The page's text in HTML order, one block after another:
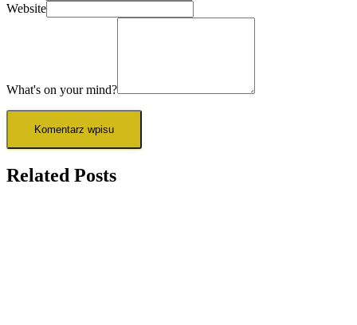
Website
What's on your mind?
Related Posts